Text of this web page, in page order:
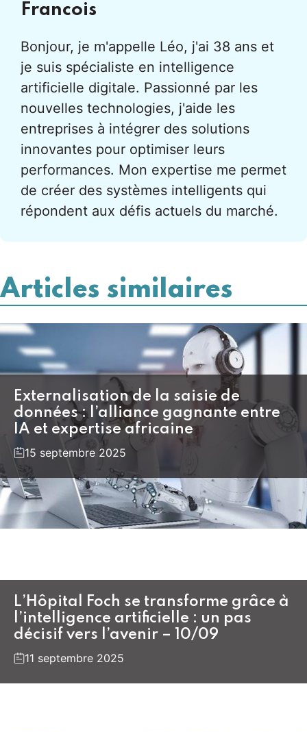
Francois
Bonjour, je m'appelle Léo, j'ai 38 ans et
je suis spécialiste en intelligence
artificielle digitale. Passionné par les
nouvelles technologies, j'aide les
entreprises à intégrer des solutions
innovantes pour optimiser leurs
performances. Mon expertise me permet
de créer des systèmes intelligents qui
répondent aux défis actuels du marché.
Articles similaires
Externalisation de la saisie de
données : l’alliance gagnante entre
IA et expertise africaine
15 septembre 2025
L’Hôpital Foch se transforme grâce à
l’intelligence artificielle : un pas
décisif vers l’avenir – 10/09
11 septembre 2025